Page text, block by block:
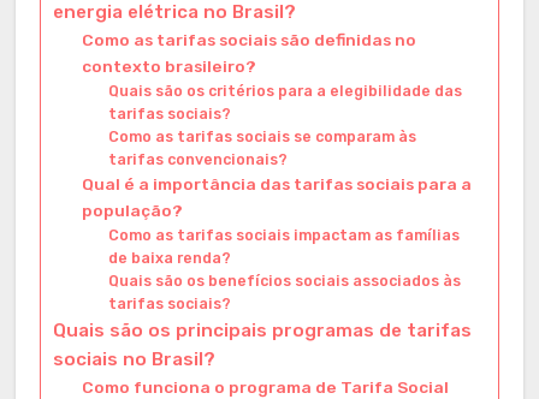
energia elétrica no Brasil?
Como as tarifas sociais são definidas no
contexto brasileiro?
Quais são os critérios para a elegibilidade das
tarifas sociais?
Como as tarifas sociais se comparam às
tarifas convencionais?
Qual é a importância das tarifas sociais para a
população?
Como as tarifas sociais impactam as famílias
de baixa renda?
Quais são os benefícios sociais associados às
tarifas sociais?
Quais são os principais programas de tarifas
sociais no Brasil?
Como funciona o programa de Tarifa Social